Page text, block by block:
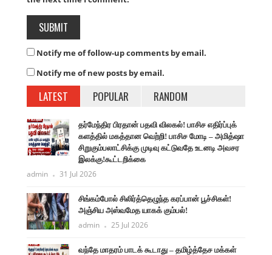
Notify me of follow-up comments by email.
Notify me of new posts by email.
LATEST POPULAR RANDOM
தர்மேந்திர பிரதான் பதவி விலகல்! பாசிச எதிர்ப்புக்
களத்தில் மகத்தான வெற்றி! பாசிச மோடி – அமித்ஷா
சிறுகும்பலாட்சிக்கு முடிவு கட்டுவதே உடனடி அவசர
இலக்கு!கூட்டறிக்கை
admin 31 Jul 2026
சிங்கம்போல் சிலிர்த்தெழுந்த கரப்பான் பூச்சிகள்!
அஞ்சிய அஸ்வமேத யாகக் கும்பல்!
admin 25 Jul 2026
வந்தே மாதரம் பாடக் கூடாது – தமிழ்த்தேச மக்கள்